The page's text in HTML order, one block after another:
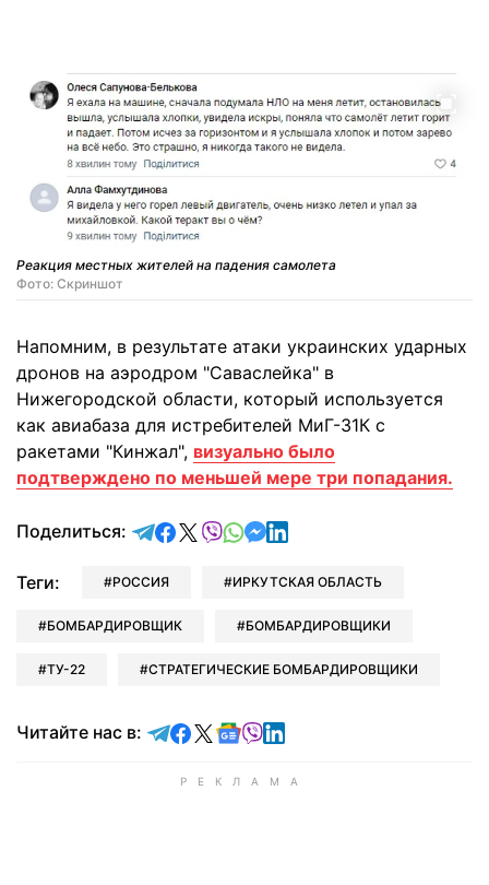
Реакция местных жителей на падения самолета
Фото: Скриншот
Напомним, в результате атаки украинских ударных
дронов на аэродром "Саваслейка" в
Нижегородской области, который используется
как авиабаза для истребителей МиГ-31К с
ракетами "Кинжал", визуально было
подтверждено по меньшей мере три попадания.
Поделиться: отправить в Telegram
поделиться в Facebook
поделиться в X
отправить в Viber
отправить в Whatsapp
отправить в Messenger
отправить в LinkedIn
Теги: РОССИЯ ИРКУТСКАЯ ОБЛАСТЬ
БОМБАРДИРОВЩИК БОМБАРДИРОВЩИКИ
ТУ-22 СТРАТЕГИЧЕСКИЕ БОМБАРДИРОВЩИКИ
Читайте нас в: Читайте в Telegram
Читайте в Facebook
Читайте в X
Читайте в Google news
Читайте в Viber
Читайте в LinkedIn